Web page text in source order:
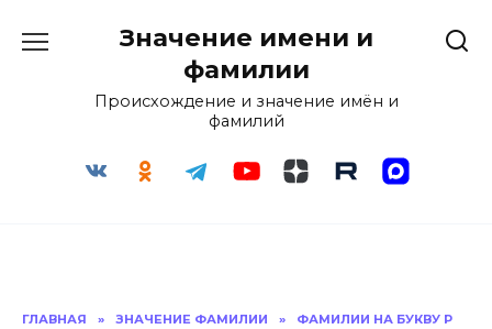
Значение имени и
фамилии
Происхождение и значение имён и
фамилий
ГЛАВНАЯ » ЗНАЧЕНИЕ ФАМИЛИИ » ФАМИЛИИ НА БУКВУ Р